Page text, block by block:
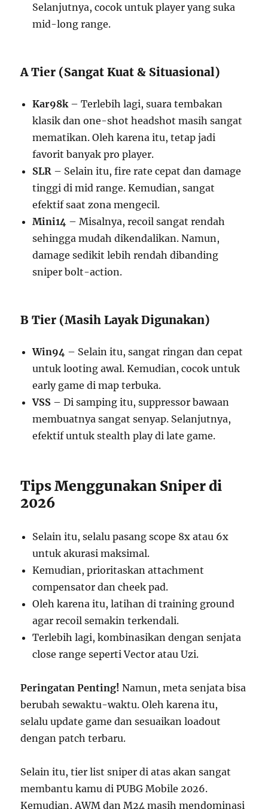
Selanjutnya, cocok untuk player yang suka
mid-long range.
A Tier (Sangat Kuat & Situasional)
Kar98k – Terlebih lagi, suara tembakan
klasik dan one-shot headshot masih sangat
mematikan. Oleh karena itu, tetap jadi
favorit banyak pro player.
SLR – Selain itu, fire rate cepat dan damage
tinggi di mid range. Kemudian, sangat
efektif saat zona mengecil.
Mini14 – Misalnya, recoil sangat rendah
sehingga mudah dikendalikan. Namun,
damage sedikit lebih rendah dibanding
sniper bolt-action.
B Tier (Masih Layak Digunakan)
Win94 – Selain itu, sangat ringan dan cepat
untuk looting awal. Kemudian, cocok untuk
early game di map terbuka.
VSS – Di samping itu, suppressor bawaan
membuatnya sangat senyap. Selanjutnya,
efektif untuk stealth play di late game.
Tips Menggunakan Sniper di
2026
Selain itu, selalu pasang scope 8x atau 6x
untuk akurasi maksimal.
Kemudian, prioritaskan attachment
compensator dan cheek pad.
Oleh karena itu, latihan di training ground
agar recoil semakin terkendali.
Terlebih lagi, kombinasikan dengan senjata
close range seperti Vector atau Uzi.
Peringatan Penting! Namun, meta senjata bisa
berubah sewaktu-waktu. Oleh karena itu,
selalu update game dan sesuaikan loadout
dengan patch terbaru.
Selain itu, tier list sniper di atas akan sangat
membantu kamu di PUBG Mobile 2026.
Kemudian, AWM dan M24 masih mendominasi